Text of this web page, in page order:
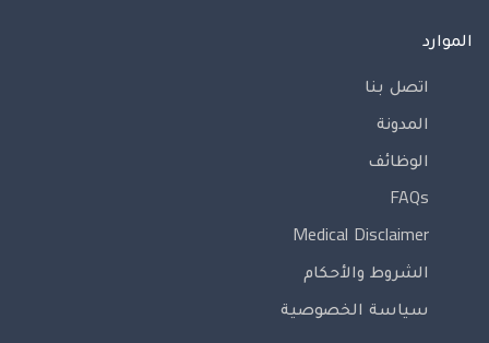
الموارد
اتصل بنا
المدونة
الوظائف
FAQs
Medical Disclaimer
الشروط والأحكام
سياسة الخصوصية